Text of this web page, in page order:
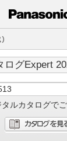
グExpert
ルカタログで